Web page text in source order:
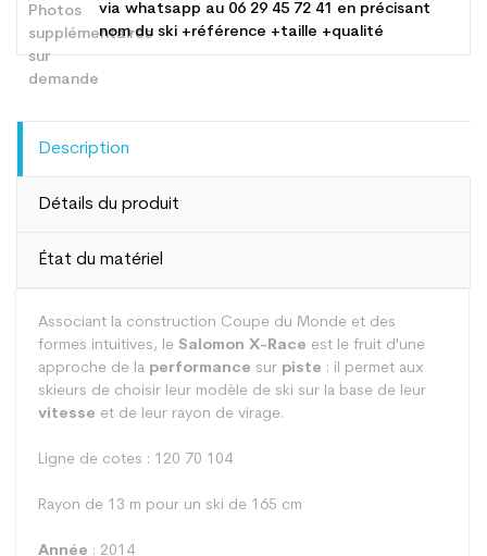
via whatsapp au 06 29 45 72 41 en précisant
nom du ski +référence +taille +qualité
Description
Détails du produit
État du matériel
Associant la construction Coupe du Monde et des
formes intuitives, le Salomon X-Race est le fruit d'une
approche de la performance sur piste : il permet aux
skieurs de choisir leur modèle de ski sur la base de leur
vitesse et de leur rayon de virage.
Ligne de cotes : 120 70 104
Rayon de 13 m pour un ski de 165 cm
Année : 2014